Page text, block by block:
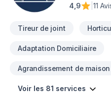
4,9
11
Tireur de joint
Adaptation Domiciliaire
Agrandissement de maison
Voir les 81 services